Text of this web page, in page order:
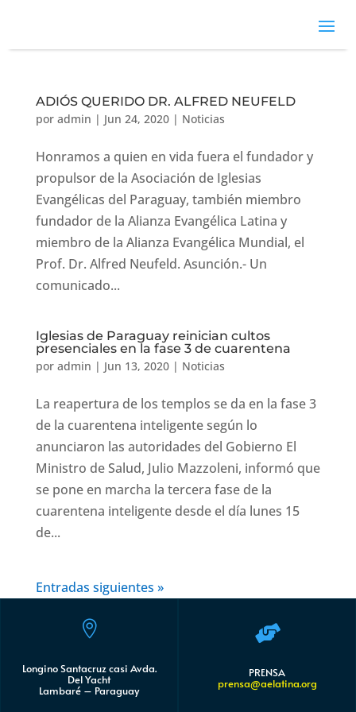
ADIÓS QUERIDO DR. ALFRED NEUFELD
por admin | Jun 24, 2020| Noticias
Honramos a quien en vida fuera el fundador y
propulsor de la Asociación de Iglesias
Evangélicas del Paraguay, también miembro
fundador de la Alianza Evangélica Latina y
miembro de la Alianza Evangélica Mundial, el
Prof. Dr. Alfred Neufeld. Asunción.- Un
comunicado...
Iglesias de Paraguay reinician cultos
presenciales en la fase 3 de cuarentena
por admin | Jun 13, 2020| Noticias
La reapertura de los templos se da en la fase 3
de la cuarentena inteligente según lo
anunciaron las autoridades del Gobierno El
Ministro de Salud, Julio Mazzoleni, informó que
se pone en marcha la tercera fase de la
cuarentena inteligente desde el día lunes 15
de...
Entradas siguientes »

Longino Santacruz casi Avda.
Del Yacht
Lambaré – Paraguay

PRENSA
prensa@aelatina.org